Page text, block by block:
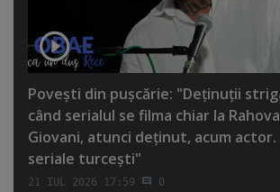
Poveşti din puşcărie: "Deţinuţii
când serialul se filma chiar la
Giovani, atunci deţinut, acum
seriale turceşti"
21 IUL 2026 17:59 0